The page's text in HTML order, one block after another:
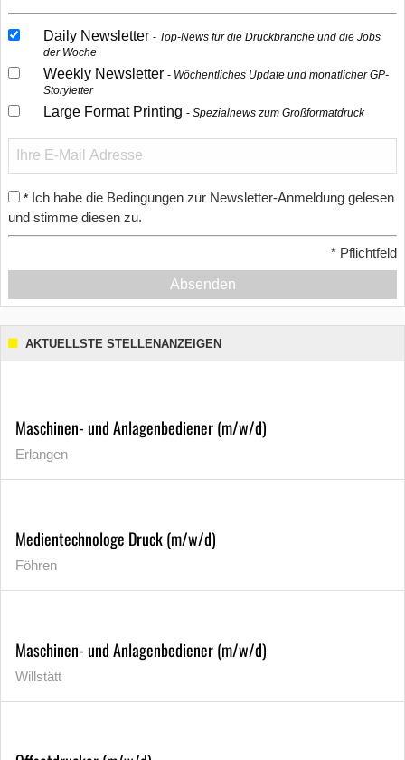
Daily Newsletter
Top-News für die Druckbranche und die Jobs
der Woche
Weekly Newsletter
Wöchentliches Update und monatlicher GP-
Storyletter
Large Format Printing Spezialnews zum Großformatdruck
* Ich habe die Bedingungen zur Newsletter-Anmeldung gelesen
und stimme diesen zu.
* Pflichtfeld
Absenden
AKTUELLSTE STELLENANZEIGEN
Maschinen- und Anlagenbediener (m/w/d)
Erlangen
Medientechnologe Druck (m/w/d)
Föhren
Maschinen- und Anlagenbediener (m/w/d)
Willstätt